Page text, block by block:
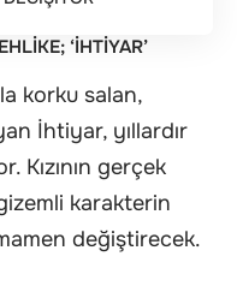
‘İHTİYAR’
korku salan,
İhtiyar, yıllardır
Kızının gerçek
karakterin
değiştirecek.